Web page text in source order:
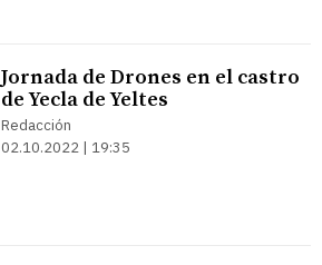
Jornada de Drones en el castro
de Yecla de Yeltes
Redacción
02.10.2022 | 19:35